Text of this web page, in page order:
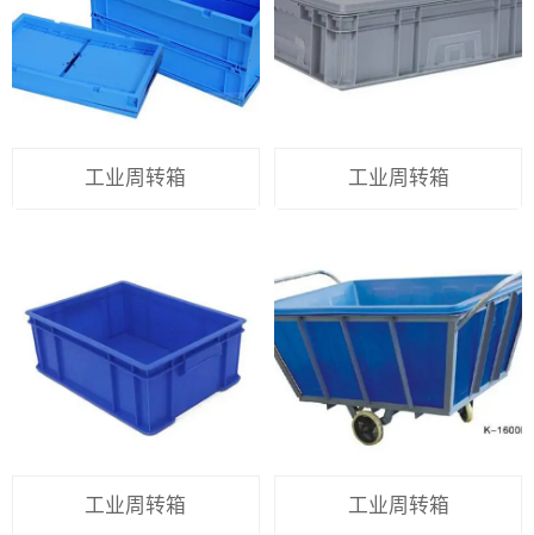
工业周转箱 工业周转箱
工业周转箱 工业周转箱